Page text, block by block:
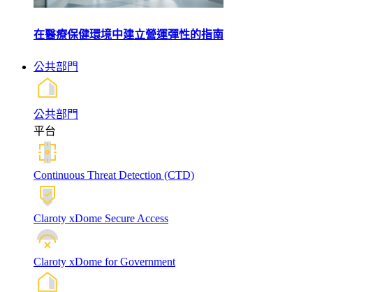
在醫療保健環境中建立營運彈性的指南
公共部門
公共部門
平台
Continuous Threat Detection (CTD)
Claroty xDome Secure Access
Claroty xDome for Government